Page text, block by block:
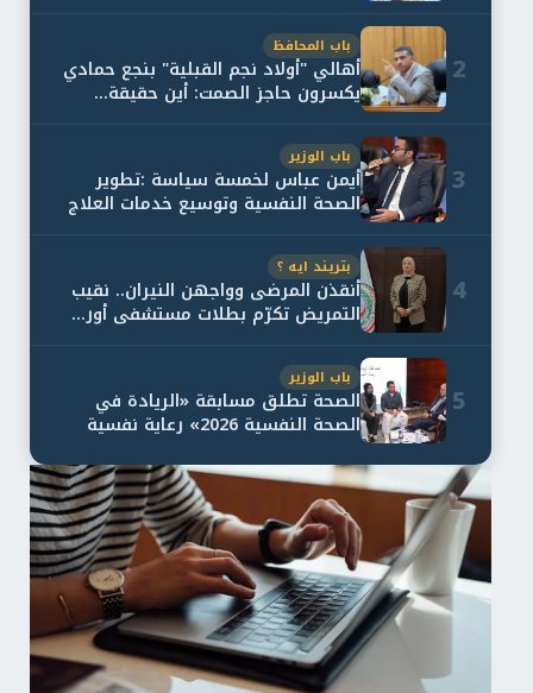
2
باب المحافظ
أهالي "أولاد نجم القبلية" بنجع حمادي
يكسرون حاجز الصمت: أين حقيقة...
3
باب الوزير
أيمن عباس لخمسة سياسة :تطوير
الصحة النفسية وتوسيع خدمات العلاج
4
بتريند ايه ؟
أنقذن المرضى وواجهن النيران.. نقيب
التمريض تكرّم بطلات مستشفى أور...
5
باب الوزير
الصحة تطلق مسابقة «الريادة في
الصحة النفسية 2026» رعاية نفسية